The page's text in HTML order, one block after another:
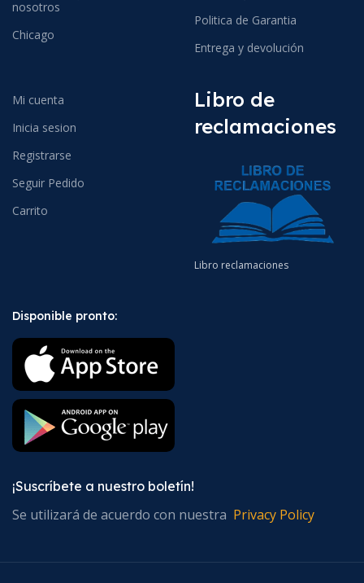
nosotros
Chicago
Politica de Garantia
Entrega y devolución
Mi cuenta
Inicia sesion
Registrarse
Seguir Pedido
Carrito
Libro de
reclamaciones
Libro reclamaciones
Disponible pronto:
¡Suscríbete a nuestro boletín!
Se utilizará de acuerdo con nuestra Privacy Policy